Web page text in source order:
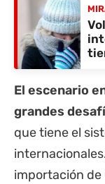
El escenario
grandes
que tiene el
importación de